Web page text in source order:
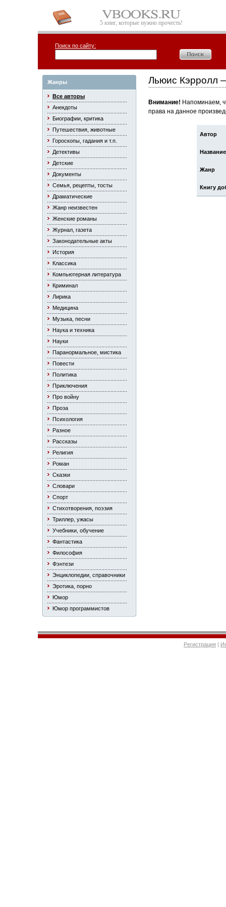
5 книг, которые нужно прочесть!
Поиск по сайту:
Жанры
Все авторы
Анекдоты
Биографии, критика
Путешествия, животные
Гороскопы, гадания и т.п.
Детективы
Детские
Документы
Семья, рецепты, тосты
Драматические
Жанр неизвестен
Женские романы
Журнал, газета
Законодательные акты
История
Классика
Компьютерная литература
Криминал
Лирика
Медицина
Музыка, песни
Наука и техника
Науки
Паранормальное, мистика
Повести
Политика
Приключения
Про войну
Проза
Психология
Разное
Рассказы
Религия
Роман
Сказки
Словари
Спорт
Стихотворения, поэзия
Триллер, ужасы
Учебники, обучение
Фантастика
Философия
Фэнтези
Энциклопедии, справочники
Эротика, порно
Юмор
Юмор программистов
Льюис Кэрролл
Внимание! Напоминаем,
права на данное
Автор
Название
Жанр
Книгу
Регистрация |